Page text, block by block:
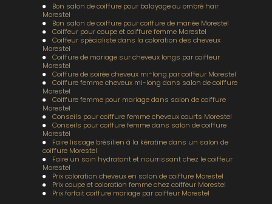
Bon salon de coiffure pour balayage ou ombré hair
Morestel
Bon salon de coiffure pour coiffure de mariée Morestel
Coiffeur pour coupe et coiffure femme Morestel
Coiffeur spécialiste dans la coloration des cheveux
Morestel
Coiffure de mariage sur cheveux longs par coiffeur
Morestel
Coiffure de soirée cheveux mi-long par coiffeur Morestel
Coiffure femme cheveux mi-long dans salon de coiffure
Morestel
Coiffure femme pour mariage dans salon de coiffure
Morestel
Conseils pour coiffure femme cheveux courts Morestel
Conseils pour coiffure femme dans salon de coiffure
Morestel
Faire lissage brésilien à la kératine dans un salon de
coiffure Morestel
Faire un soin hydratant et nourrissant chez le coiffeur
Morestel
Prix coloration cheveux en salon de coiffure Morestel
Prix coupe et coloration femme chez coiffeur Morestel
Prix forfait coiffure mariage par coiffeur Morestel